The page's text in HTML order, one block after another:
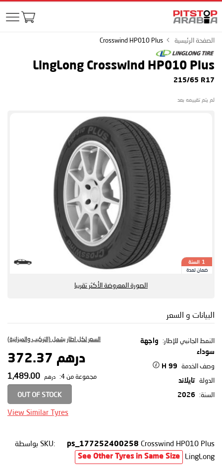
الصفحة الرئيسية Crosswind HP010 Plus
LingLong Crosswind HP010 Plus
215/65 R17
لم يتم تقييمه بعد
1 السنة
ضمان لمدة
الصورة المعروضة الأكثر تقريبا
البيانات و السعر
النمط الجانبي للإطار:
واجهة
سوداء
وصف الخدمة 99 H
الدولة تايلاند
السنة: 2026
السعر لكل اطار يشمل (التركيب والميزانية)
درهم 372.37
مجموعة من 4: درهم
OUT OF STOCK
View Similar Tyres
SKU: ps_177252400258 Crosswind HP010 Plus
بواسطة
LingLong
See Other Tyres in Same Size